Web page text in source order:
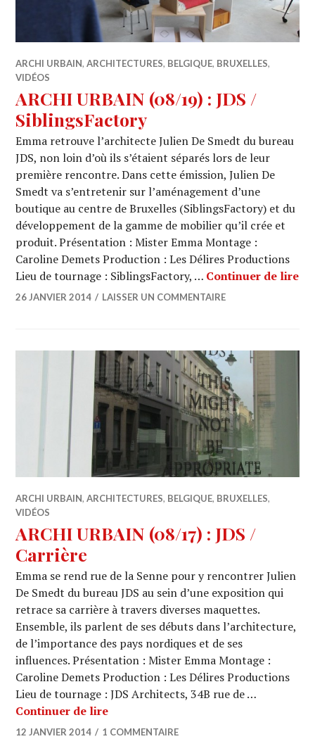
ARCHI URBAIN,ARCHITECTURES, BELGIQUE, BRUXELLES,
VIDÉOS
ARCHI URBAIN (08/19) : JDS /
SiblingsFactory
Emma retrouve l’architecte Julien De Smedt du bureau
JDS, non loin d’où ils s’étaient séparés lors de leur
première rencontre. Dans cette émission, Julien De
Smedt va s’entretenir sur l’aménagement d’une
boutique au centre de Bruxelles (SiblingsFactory) et du
développement de la gamme de mobilier qu’il crée et
produit. Présentation : Mister Emma Montage :
Caroline Demets Production : Les Délires Productions
Lieu de tournage : SiblingsFactory, … Continuer de lire
26 JANVIER 2014 LAISSER UN COMMENTAIRE
ARCHI URBAIN,ARCHITECTURES, BELGIQUE, BRUXELLES,
VIDÉOS
ARCHI URBAIN (08/17) : JDS /
Carrière
Emma se rend rue de la Senne pour y rencontrer Julien
De Smedt du bureau JDS au sein d’une exposition qui
retrace sa carrière à travers diverses maquettes.
Ensemble, ils parlent de ses débuts dans l’architecture,
de l’importance des pays nordiques et de ses
influences. Présentation : Mister Emma Montage :
Caroline Demets Production : Les Délires Productions
Lieu de tournage : JDS Architects, 34B rue de …
Continuer de lireARCHI URBAIN (08/17) : JDS /
12 JANVIER 2014 1 COMMENTAIRE